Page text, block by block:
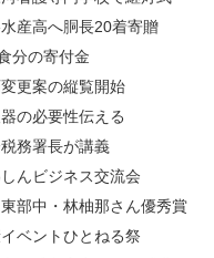
産高へ胴長20着寄贈
分の寄付金
更案の縦覧開始
の必要性伝える
務署長が講義
んビジネス交流会
部中・林柚那さん優秀賞
ベントひとねる祭